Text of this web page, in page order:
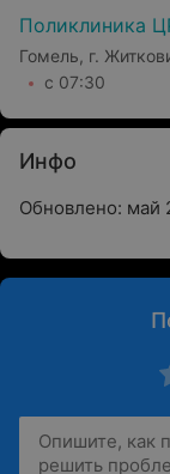
Поликлиника
Гомель, г.
с 07:30
Инфо
Обновлено: май